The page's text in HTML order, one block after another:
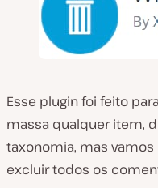
Esse plugin foi feito
massa qualquer item,
taxonomia, mas
excluir todos os